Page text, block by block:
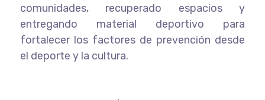
comunidades, recuperado espacios y
entregando material deportivo para
fortalecer los factores de prevención desde
el deporte y la cultura.